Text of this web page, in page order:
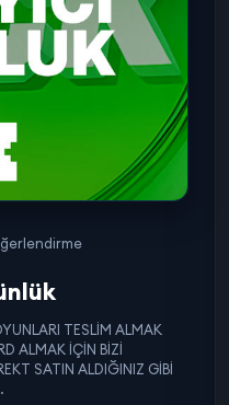
TESLİM ALMAK
ALMAK İÇİN BİZİ
SATIN ALDIĞINIZ GİBİ